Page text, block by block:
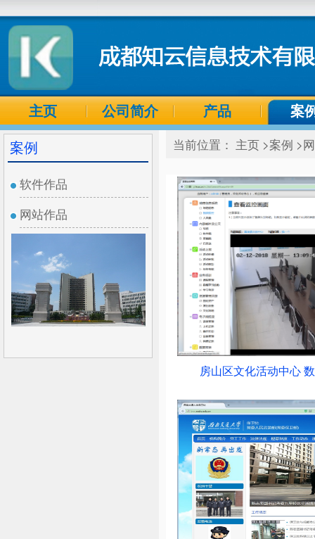
主页 公司简介 产品
案
案例
软件作品
网站作品
当前位置： 主页 >案例 >
房山区文化活动中心